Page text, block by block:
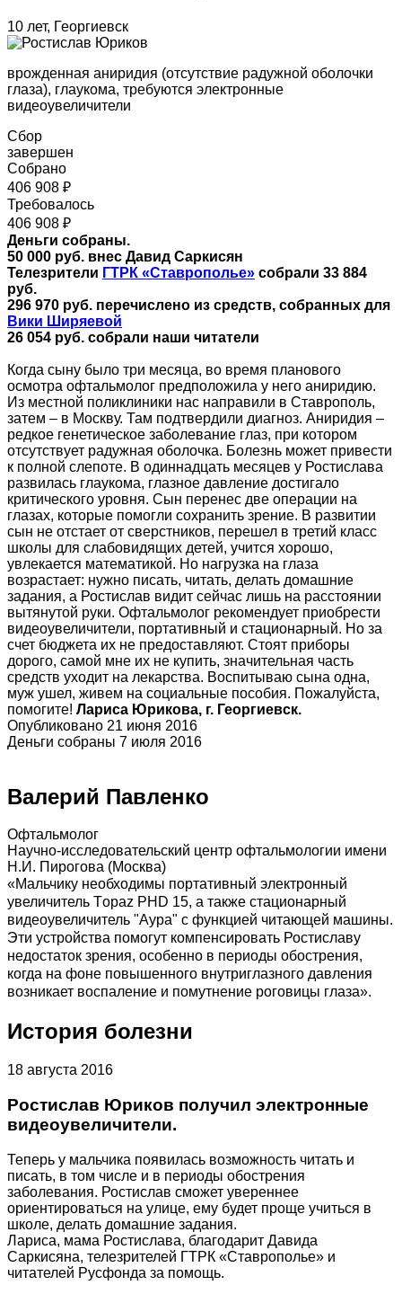
10 лет, Георгиевск
врожденная аниридия (отсутствие радужной оболочки
глаза), глаукома, требуются электронные
видеоувеличители
Сбор
завершен
Собрано
406 908 ₽
Требовалось
406 908 ₽
Деньги собраны.
50 000 руб. внес Давид Саркисян
Телезрители ГТРК «Ставрополье» собрали 33 884
руб.
296 970 руб. перечислено из средств, собранных для
Вики Ширяевой
26 054 руб. собрали наши читатели
Когда сыну было три месяца, во время планового
осмотра офтальмолог предположила у него аниридию.
Из местной поликлиники нас направили в Ставрополь,
затем – в Москву. Там подтвердили диагноз. Аниридия –
редкое генетическое заболевание глаз, при котором
отсутствует радужная оболочка. Болезнь может привести
к полной слепоте. В одиннадцать месяцев у Ростислава
развилась глаукома, глазное давление достигало
критического уровня. Сын перенес две операции на
глазах, которые помогли сохранить зрение. В развитии
сын не отстает от сверстников, перешел в третий класс
школы для слабовидящих детей, учится хорошо,
увлекается математикой. Но нагрузка на глаза
возрастает: нужно писать, читать, делать домашние
задания, а Ростислав видит сейчас лишь на расстоянии
вытянутой руки. Офтальмолог рекомендует приобрести
видеоувеличители, портативный и стационарный. Но за
счет бюджета их не предоставляют. Стоят приборы
дорого, самой мне их не купить, значительная часть
средств уходит на лекарства. Воспитываю сына одна,
муж ушел, живем на социальные пособия. Пожалуйста,
помогите! Лариса Юрикова, г. Георгиевск.
Опубликовано 21 июня 2016
Деньги собраны 7 июля 2016
Валерий Павленко
Офтальмолог
Научно-исследовательский центр офтальмологии имени
Н.И. Пирогова (Москва)
«Мальчику необходимы портативный электронный
увеличитель Тopaz PHD 15, а также стационарный
видеоувеличитель "Аура" с функцией читающей машины.
Эти устройства помогут компенсировать Ростиславу
недостаток зрения, особенно в периоды обострения,
когда на фоне повышенного внутриглазного давления
возникает воспаление и помутнение роговицы глаза».
История болезни
18 августа 2016
Ростислав Юриков получил электронные
видеоувеличители.
Теперь у мальчика появилась возможность читать и
писать, в том числе и в периоды обострения
заболевания. Ростислав сможет увереннее
ориентироваться на улице, ему будет проще учиться в
школе, делать домашние задания.
Лариса, мама Ростислава, благодарит Давида
Саркисяна, телезрителей ГТРК «Ставрополье» и
читателей Русфонда за помощь.